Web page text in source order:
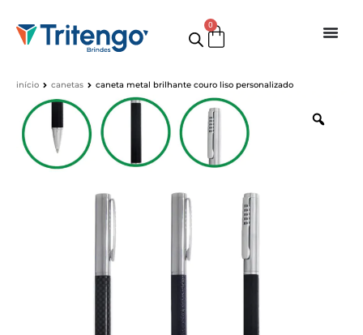
0
início canetas caneta metal brilhante couro liso personalizado